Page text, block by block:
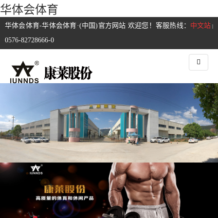
华体会体育
中文站 |
华体会体育-华体会体育·(中国)官方网站 欢迎您！客服热线：
0576-82728666-0